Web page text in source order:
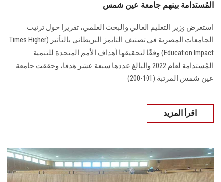
المُستدامة بينهم جامعة عين شمس
استعرض وزير التعليم العالي والبحث العلمي، تقريرا حول ترتيب
الجامعات المصرية في تصنيف التايمز البريطاني بالتأثير (Times Higher
Education Impact) وفقًا لتحقيقها أهداف الأمم المتحدة للتنمية
المُستدامة لعام 2022 والبالغ عددها سبعة عشر هدفا، وحققت جامعة
عين شمس المرتبة (101-200)
اقرأ المزيد